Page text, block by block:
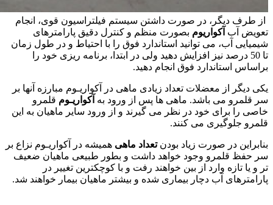
از طرف دیگر، در صورت داشتن سیستم فیلتراسیون قوی، انجام
تعویض آب آکواریوم بصورت منظم و کنترل دقیق پارامترهای
شیمیایی آب، می توانید استاندارد فوق را با احتیاط و در طول زمان
تا 50 درصد نیز افزایش دهید ولی در ابتدا، برنامه ریزی خود را
براساس استاندارد فوق انجام دهید.
یکی دیگر از معضلات تعداد زیادی ماهی در آکواریـوم مبارزه آنها بر
سر قلمرو می باشد. ماهی ها پس از ورود به آکواریـوم قلمرو
خاصی را برای خود در نظر می گیرند و از ورود سایر ماهیان به این
قلمرو جلوگیری می کنند.
بنابراین در صورت زیاد بودنتعداد ماهی همیشه در آکواریـوم نزاع بر
سر حفظ قلمرو وجود خواهد داشت و بطور طبیعی ماهیان ضعیف
تر و یا تازه وارد از بین خواهند رفت و با کوچکترین تغییر در
پارامترهای آب دچار بیماری شده و بیشتر ماهیان بیمار خواهند شد.